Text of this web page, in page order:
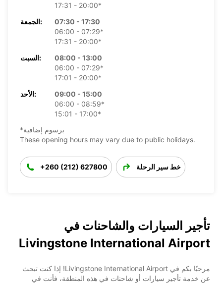
17:31 - 20:00*
الجمعة:
07:30 - 17:30
06:00 - 07:29*
17:31 - 20:00*
السبت:
08:00 - 13:00
06:00 - 07:29*
17:01 - 20:00*
الأحد:
09:00 - 15:00
06:00 - 08:59*
15:01 - 17:00*
*برسوم إضافية
These opening hours may vary due to public holidays.
+260 (212) 627800 خط سير الرحلة
تأجير السيارات والشاحنات في
Livingstone International Airport
مرحبًا بكم في Livingstone International Airport! إذا كنت تبحث
عن خدمة تأجير سيارات أو شاحنات في هذه المنطقة، فأنت في